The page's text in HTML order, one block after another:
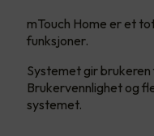
mTouch Home er et
funksjoner.
Systemet gir
Brukervennlighet og
systemet.